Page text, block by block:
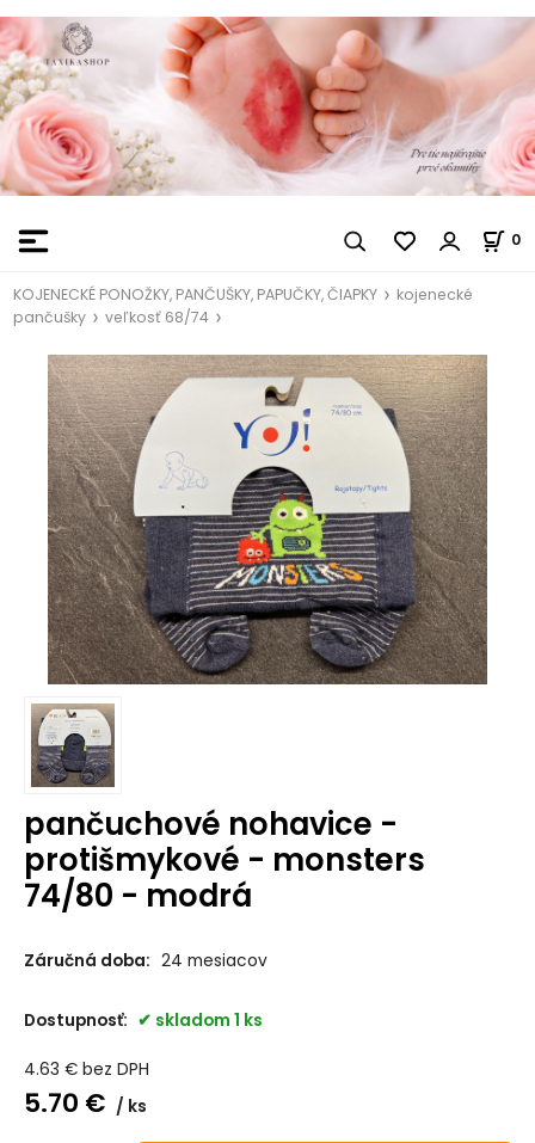
0
KOJENECKÉ PONOŽKY, PANČUŠKY, PAPUČKY, ČIAPKY
kojenecké
pančušky
veľkosť 68/74
pančuchové nohavice -
protišmykové - monsters
74/80 - modrá
Záručná doba: 24 mesiacov
Dostupnosť: skladom 1 ks
4.63 € bez DPH
5.70 € ks